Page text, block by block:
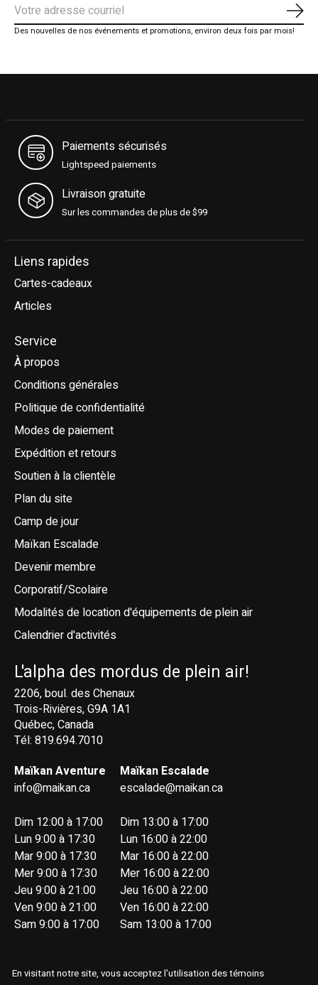
Des nouvelles de nos événements et promotions, environ deux fois par mois!
Paiements sécurisés
Lightspeed paiements
Livraison gratuite
Sur les commandes de plus de $99
Liens rapides
Cartes-cadeaux
Articles
Service
À propos
Conditions générales
Politique de confidentialité
Modes de paiement
Expédition et retours
Soutien à la clientèle
Plan du site
Camp de jour
Maïkan Escalade
Devenir membre
Corporatif/Scolaire
Modalités de location d'équipements de plein air
Calendrier d'activités
L'alpha des mordus de plein air!
2206, boul. des Chenaux
Trois-Rivières, G9A 1A1
Québec, Canada
Tél: 819.694.7010
Maïkan Aventure
info@maikan.ca
Dim 12:00 à 17:00
Lun 9:00 à 17:30
Mar 9:00 à 17:30
Mer 9:00 à 17:30
Jeu 9:00 à 21:00
Ven 9:00 à 21:00
Sam 9:00 à 17:00
Maïkan Escalade
escalade@maikan.ca
Dim 13:00 à 17:00
Lun 16:00 à 22:00
Mar 16:00 à 22:00
Mer 16:00 à 22:00
Jeu 16:00 à 22:00
Ven 16:00 à 22:00
Sam 13:00 à 17:00
En visitant notre site, vous acceptez l'utilisation des témoins